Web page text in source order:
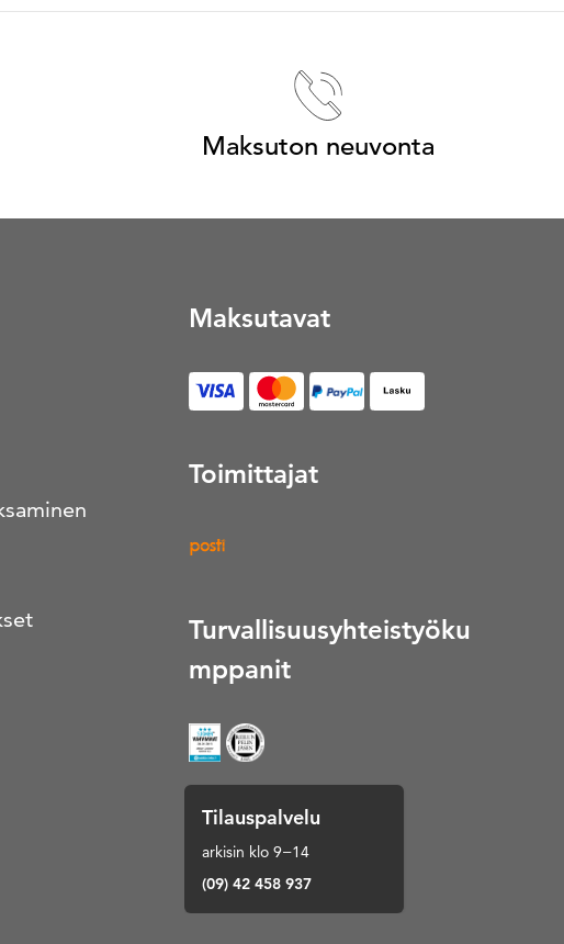
Maksuton neuvonta
Maksutavat
Lasku (Avautuu uuteen
Toimittajat
Turvallisuusyhteistyöku
mppanit
Tilauspalvelu
arkisin klo 9−14
(09) 42 458 937